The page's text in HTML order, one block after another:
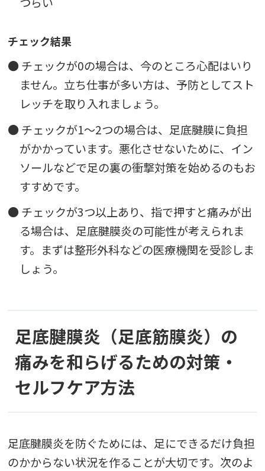
チェック結果
● チェックが0の場合は、今のところ心配はいり
ません。立ち仕事が多い方は、予防としてスト
レッチを取り入れましょう。
● チェックが1〜2つの場合は、足底腱膜に負担
がかかっています。悪化させないために、イン
ソールなどで足の裏の衝撃対策を始めるのもお
すすめです。
● チェックが3つ以上あり、指で押すと痛みが出
る場合は、足底腱膜炎の可能性が考えられま
す。まずは整形外科などの医療機関を受診しま
しょう。
足底腱膜炎（足底筋膜炎）の
痛みを和らげるための対策・
セルフケア方法
足底腱膜炎を防ぐためには、足にできるだけ負担
のかからない状況を作ることが大切です。次のよ